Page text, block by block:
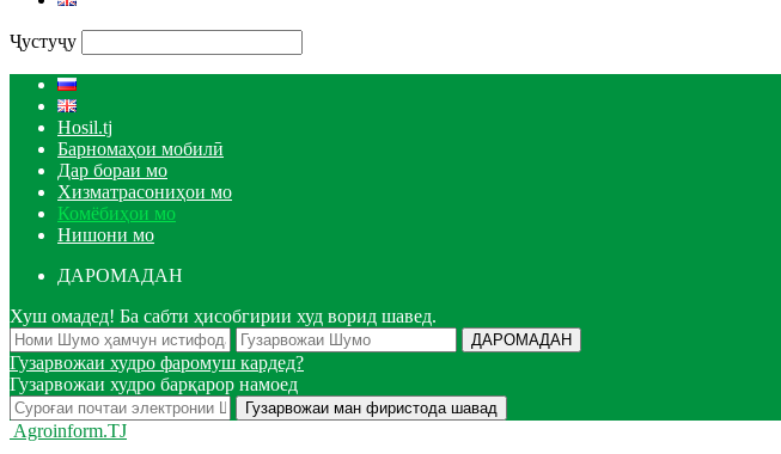
Ҷустуҷу
Hosil.tj
Барномаҳои мобилӣ
Дар бораи мо
Хизматрасониҳои мо
Комёбиҳои мо
Нишони мо
ДАРОМАДАН
Хуш омадед! Ба сабти ҳисобгирии худ ворид шавед.
Гузарвожаи худро фаромуш кардед?
Гузарвожаи худро барқарор намоед
Agroinform.TJ